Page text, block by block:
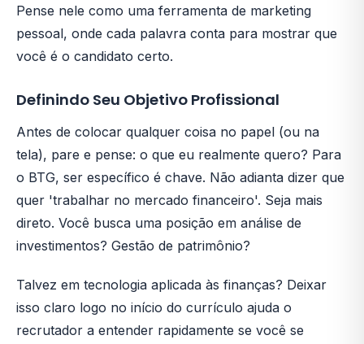
Pense nele como uma ferramenta de marketing
pessoal, onde cada palavra conta para mostrar que
você é o candidato certo.
Definindo Seu Objetivo Profissional
Antes de colocar qualquer coisa no papel (ou na
tela), pare e pense: o que eu realmente quero? Para
o BTG, ser específico é chave. Não adianta dizer que
quer 'trabalhar no mercado financeiro'. Seja mais
direto. Você busca uma posição em análise de
investimentos? Gestão de patrimônio?
Talvez em tecnologia aplicada às finanças? Deixar
isso claro logo no início do currículo ajuda o
recrutador a entender rapidamente se você se